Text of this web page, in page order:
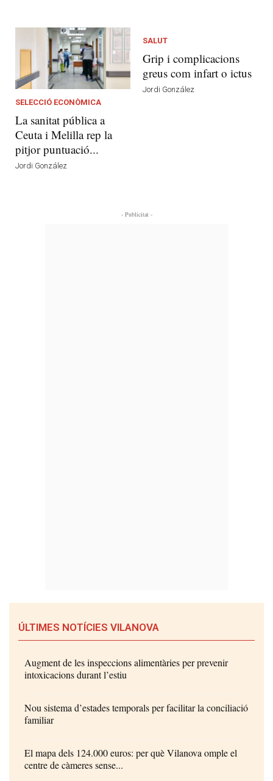
SELECCIÓ ECONÒMICA
La sanitat pública a
Ceuta i Melilla rep la
pitjor puntuació...
Jordi González
SALUT
Grip i complicacions
greus com infart o ictus
Jordi González
- Publicitat -
ÚLTIMES NOTÍCIES VILANOVA
Augment de les inspeccions alimentàries per prevenir
intoxicacions durant l’estiu
Nou sistema d’estades temporals per facilitar la conciliació
familiar
El mapa dels 124.000 euros: per què Vilanova omple el
centre de càmeres sense...